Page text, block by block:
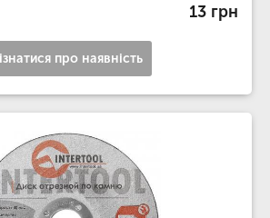
13 грн
про наявність